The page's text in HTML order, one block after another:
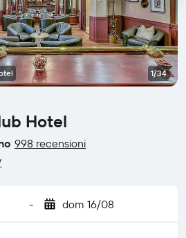
Hotel
998 recensioni
- dom 16/08
1/34